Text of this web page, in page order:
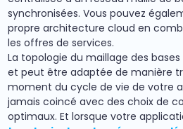
synchronisées. Vous pouvez
propre architecture cloud en
les offres de services.
La topologie du maillage des
et peut être adaptée de manière
moment du cycle de vie de votre
jamais coincé avec des choix de
optimaux. Et lorsque votre